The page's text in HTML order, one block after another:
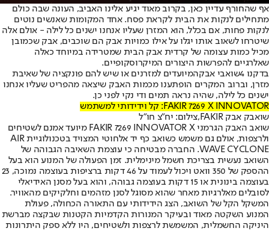
אף שהחורף עדיין כאן, בקרוב מאוד יגיע אלינו האביב, העונה שבה כולם
מתחילים לנקות את הבית לקראת פסח. אחד המקומות שאנשים נוטים
לנקות פחות, אם בכלל, הוא המזרן שעליו אנחנו ישנים כל לילה - אולם אלה
שיטרחו לשאוב אותו יגלו על אילו כמויות אבק הם שוכבים, אבק שכמובן
מכיל כמות עצומה של קרדית אבק הבית שמטרידה במיוחד כאלה
שאלרגיים להפרשות היצורים המיקרוסקופיים.
בדקנו 4 שואבי אבקהמיועדים למזרנים או שיש להם פונקציה של שאיבת
מזרן, וברוב המקרים הופתענו מכמות האבק שיצאה מהפריט שעליו אנחנו
ישנים כל לילה, שהיה נראה תמים ודי נקי לפני כן.
FAKIR 7269 X INNOVATOR: קל וידידותי למשתמש
שואבק אבק FAKIR,צילום: יח"צ חו"ל
שואב האבק הגרמני FAKIR 7269 INNOVATOR X מיועד אמנם לשטיחים
ולרצפות, אולם גם משמש כשואב כף יד אלחוטי המצויד בטכנולוגיית AIR
WAVE CYCLONE. החברה מבטיחה כי עוצמת השאיבה הגבוהה של
השואב נעשית בצריכת חשמל מינימלית. זמן הפעולה של המנוע הוא בעל
ההספק של 350 וואט ויכול לעמוד על 46 דקות ברציפות בעוצמה נמוכה, 23
בעוצמה בינונית או 15 דקות בעוצמה גבוהה, והוא בעל מסנן האידיאלי
לסובלים מאלרגיות מאחר שהוא מסוגל לסנן מזהמים וחלקיקים מהאוויר.
המשקל הקל של השואב, הצג הידידותי עם התאורה הכחולה, פעולת
המנוע השקטה מאוד ובעיקר המנורות הקדמיות הקטנות שבקצה מברשת
היניקה החשמלית, המשמשת לרצפות ולשטיחים, היו ללא ספק היתרונות